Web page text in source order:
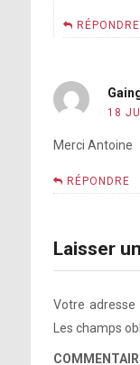
RÉPONDRE
18
Merci Antoine
RÉPONDRE
Laisser
Votre
Les champs